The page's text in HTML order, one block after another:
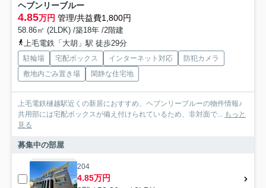
ヘブンリーブルー
4.85万円 管理/共益費1,800円
58.86㎡ (2LDK) /築18年 /2階建
上毛電鉄「大胡」駅 徒歩29分
駐輪場 宅配ボックス インターネット対応
防犯カメラ
敷地内ごみ置き場
閑静な住宅地
上毛電鉄樋越駅近くの新居におすすめ、ヘブンリーブルーの物件情報♪
共用部には宅配ボックスが備え付けられているため、非対面で... もっと
見る
募集中の部屋
204
4.85万円